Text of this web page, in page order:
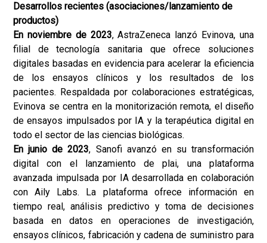
Desarrollos recientes (asociaciones/lanzamiento de
productos)
En noviembre de 2023, AstraZeneca lanzó Evinova, una
filial de tecnología sanitaria que ofrece soluciones
digitales basadas en evidencia para acelerar la eficiencia
de los ensayos clínicos y los resultados de los
pacientes. Respaldada por colaboraciones estratégicas,
Evinova se centra en la monitorización remota, el diseño
de ensayos impulsados ​​por IA y la terapéutica digital en
todo el sector de las ciencias biológicas.
En junio de 2023, Sanofi avanzó en su transformación
digital con el lanzamiento de plai, una plataforma
avanzada impulsada por IA desarrollada en colaboración
con Aily Labs. La plataforma ofrece información en
tiempo real, análisis predictivo y toma de decisiones
basada en datos en operaciones de investigación,
ensayos clínicos, fabricación y cadena de suministro para